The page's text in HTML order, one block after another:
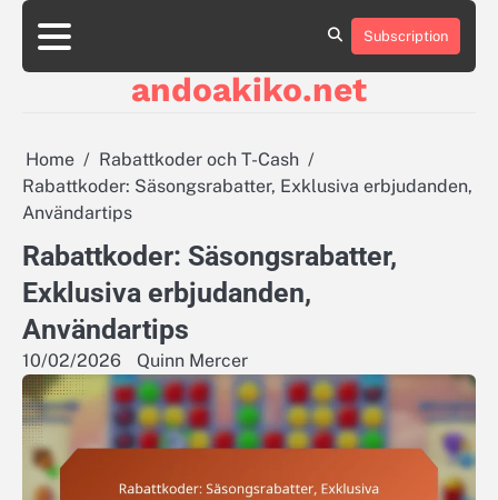
Skip
content
About
Contact
Cookie
Privacy
Sitemap
Terms
Conditions
Subscription
andoakiko.net
Home
Rabattkoder och T-Cash
Rabattkoder: Säsongsrabatter, Exklusiva erbjudanden,
Användartips
Rabattkoder: Säsongsrabatter,
Exklusiva erbjudanden,
Användartips
10/02/2026 Quinn Mercer